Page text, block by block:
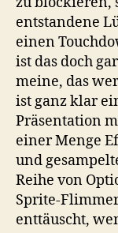
entstandene
einen
ist das doch
meine, das
ist ganz klar
Präsentation
einer Menge
und
Reihe von
Sprite-
enttäuscht,